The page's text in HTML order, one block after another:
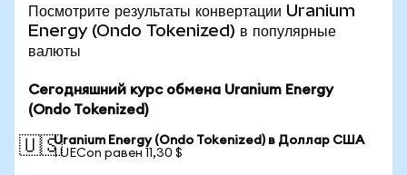
Посмотрите результаты конвертации Uranium
Energy (Ondo Tokenized) в популярные
валюты
Сегодняшний курс обмена Uranium Energy
(Ondo Tokenized)
🇺🇸Uranium Energy (Ondo Tokenized) в Доллар США
1 UECon равен 11,30 $